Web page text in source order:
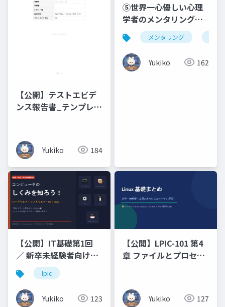
【公開】テストエビデ
ンス報告書_テンプレー
Yukiko 184
⑤世界一心優しい心理
学者のメンタリング・
フレーズ集ビジネス編
× 恋人編 × 浄土真宗の
こころ _ Business ・
Romance ・ Words of
メンタリング
Yukiko 162
【公開】IT基礎第1回
／ 新卒未経験者向けコ
ンピュータのしくみを
知ろう！ハードウェ
ア・ソフトウェア・
OS・Linux「難しそ
lpic
Yukiko 123
【公開】LPIC-101 第4
章 ファイルとプロセス
Yukiko 127